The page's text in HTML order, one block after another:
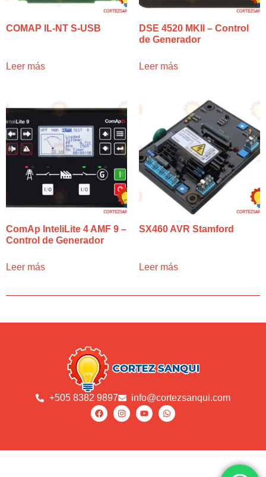
COMAP IL-NT S-USB
Leer más
DSE 4520 MKII – Control
de Generador
Leer más
ComAp InteliLite 4 AMF 9 –
Control de Generador
Leer más
SX460 AVR Stamford
Leer más
+505 8382 9897 info@cortezsanqui.com